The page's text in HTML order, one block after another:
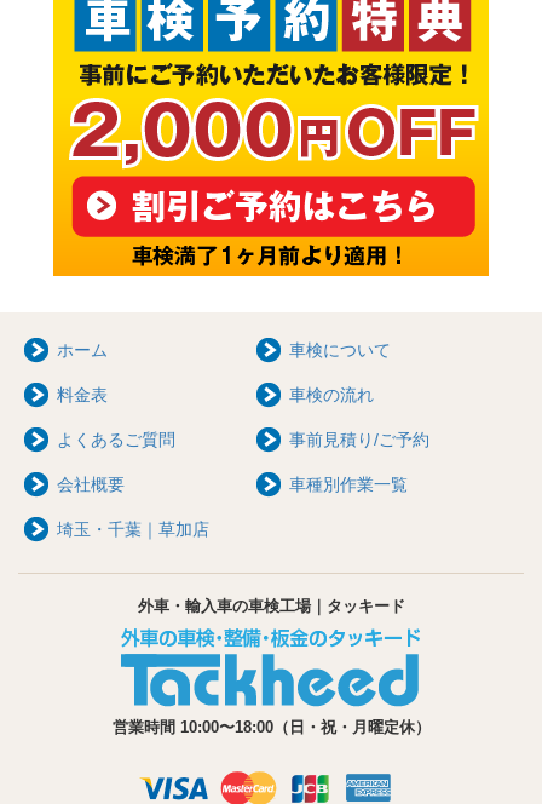
ホーム 車検について
料金表 車検の流れ
よくあるご質問 事前見積り/ご予約
会社概要 車種別作業一覧
埼玉・千葉｜草加店
外車・輸入車の車検工場｜タッキード
営業時間 10:00〜18:00（日・祝・月曜定休）